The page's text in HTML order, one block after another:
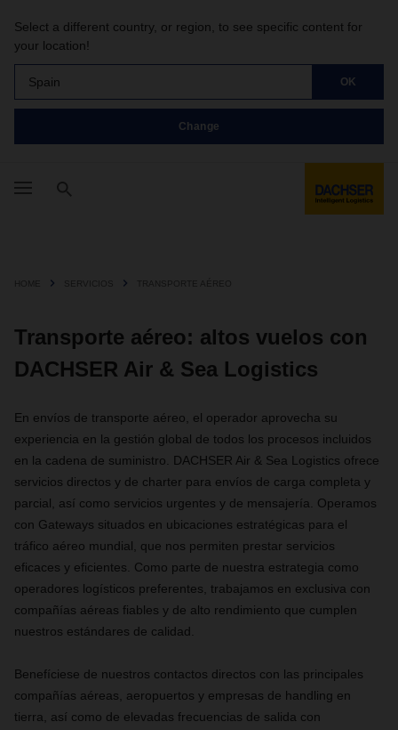
Select a different country, or region, to see specific content for
your location!
Spain OK
Change
HOME SERVICIOS TRANSPORTE AÉREO
Transporte aéreo: altos vuelos con
DACHSER Air & Sea Logistics
En envíos de transporte aéreo, el operador aprovecha su
experiencia en la gestión global de todos los procesos incluidos
en la cadena de suministro. DACHSER Air & Sea Logistics ofrece
servicios directos y de charter para envíos de carga completa y
parcial, así como servicios urgentes y de mensajería. Operamos
con Gateways situados en ubicaciones estratégicas para el
tráfico aéreo mundial, que nos permiten prestar servicios
eficaces y eficientes. Como parte de nuestra estrategia como
operadores logísticos preferentes, trabajamos en exclusiva con
compañías aéreas fiables y de alto rendimiento que cumplen
nuestros estándares de calidad.
Benefíciese de nuestros contactos directos con las principales
compañías aéreas, aeropuertos y empresas de handling en
tierra, así como de elevadas frecuencias de salida con